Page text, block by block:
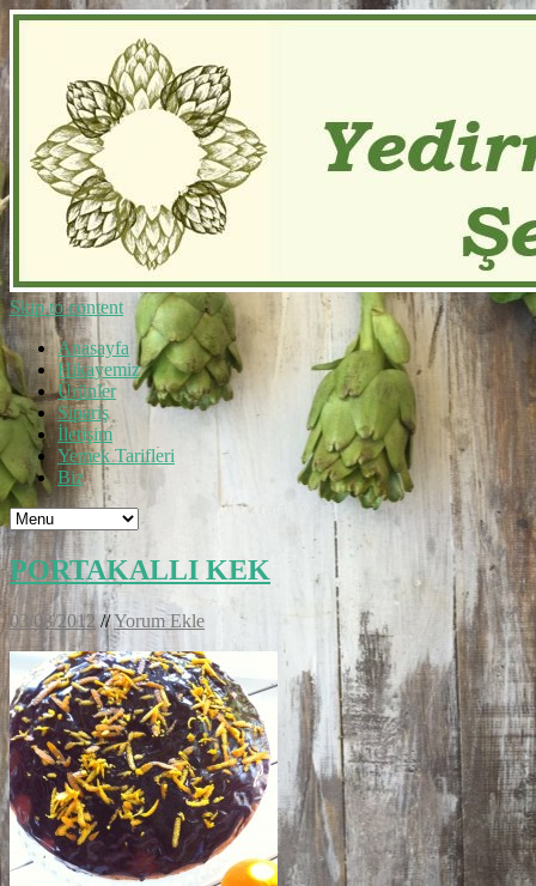
Skip to content
Anasayfa
Hikayemiz
Ürünler
Sipariş
İletişim
Yemek Tarifleri
Biz
PORTAKALLI KEK
03/08/2012//Yorum Ekle